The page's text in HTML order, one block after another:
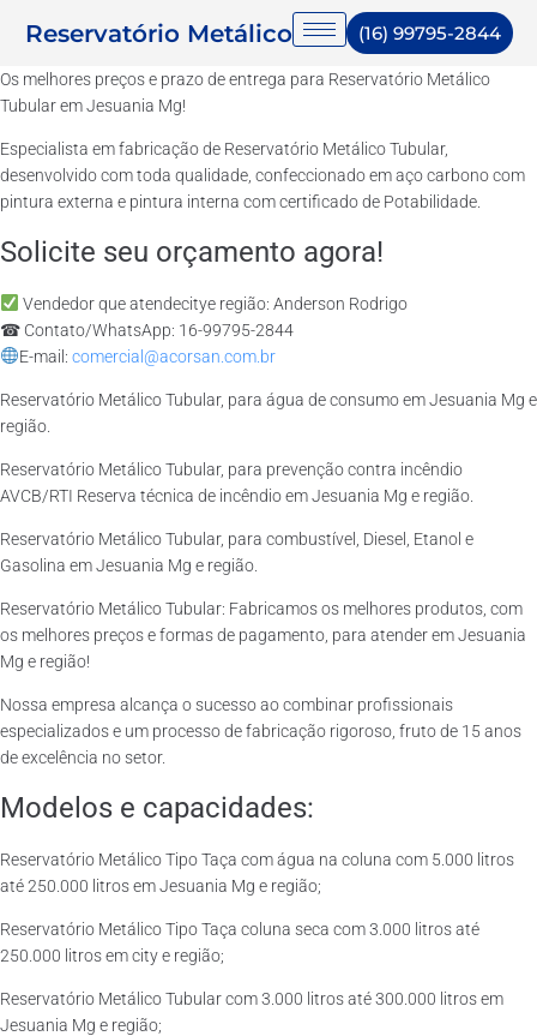
Reservatório Metálico (16) 99795-2844
Os melhores preços e prazo de entrega para Reservatório Metálico
Tubular em Jesuania Mg!
Especialista em fabricação de Reservatório Metálico Tubular,
desenvolvido com toda qualidade, confeccionado em aço carbono com
pintura externa e pintura interna com certificado de Potabilidade.
Solicite seu orçamento agora!
Vendedor que atendecitye região: Anderson Rodrigo
☎ Contato/WhatsApp: 16-99795-2844
E-mail: comercial@acorsan.com.br
Reservatório Metálico Tubular, para água de consumo em Jesuania Mg e
região.
Reservatório Metálico Tubular, para prevenção contra incêndio
AVCB/RTI Reserva técnica de incêndio em Jesuania Mg e região.
Reservatório Metálico Tubular, para combustível, Diesel, Etanol e
Gasolina em Jesuania Mg e região.
Reservatório Metálico Tubular: Fabricamos os melhores produtos, com
os melhores preços e formas de pagamento, para atender em Jesuania
Mg e região!
Nossa empresa alcança o sucesso ao combinar profissionais
especializados e um processo de fabricação rigoroso, fruto de 15 anos
de excelência no setor.
Modelos e capacidades:
Reservatório Metálico Tipo Taça com água na coluna com 5.000 litros
até 250.000 litros em Jesuania Mg e região;
Reservatório Metálico Tipo Taça coluna seca com 3.000 litros até
250.000 litros em city e região;
Reservatório Metálico Tubular com 3.000 litros até 300.000 litros em
Jesuania Mg e região;